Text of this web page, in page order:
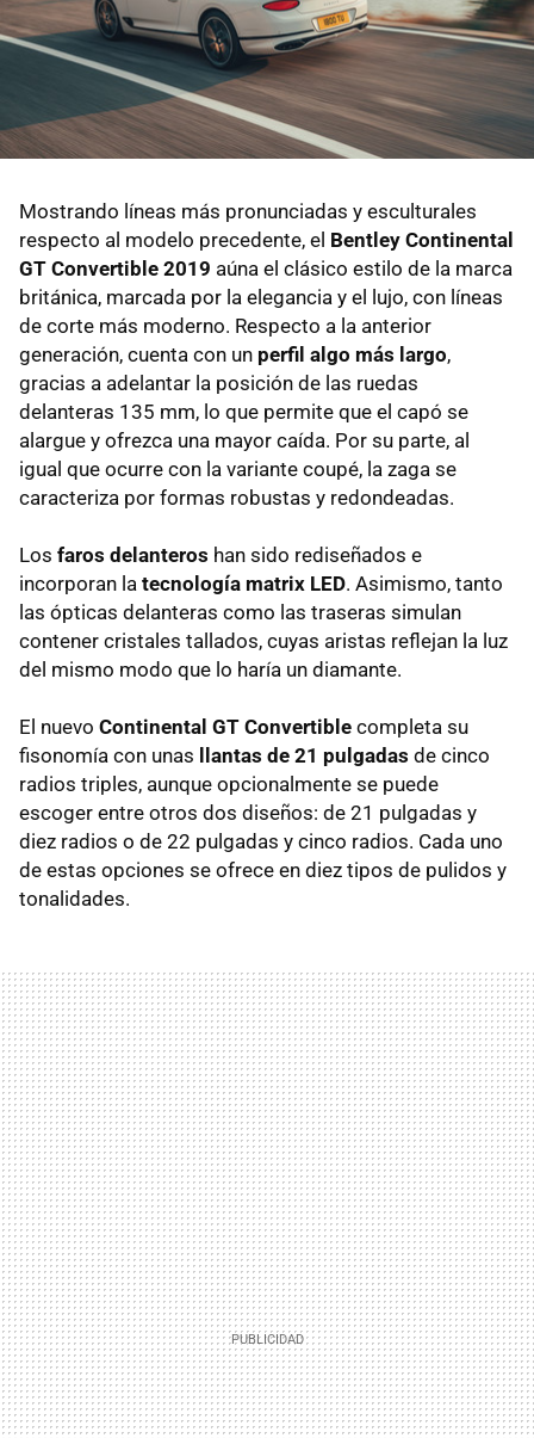
Mostrando líneas más pronunciadas y esculturales
respecto al modelo precedente, el Bentley Continental
GT Convertible 2019 aúna el clásico estilo de la marca
británica, marcada por la elegancia y el lujo, con líneas
de corte más moderno. Respecto a la anterior
generación, cuenta con un perfil algo más largo,
gracias a adelantar la posición de las ruedas
delanteras 135 mm, lo que permite que el capó se
alargue y ofrezca una mayor caída. Por su parte, al
igual que ocurre con la variante coupé, la zaga se
caracteriza por formas robustas y redondeadas.
Los faros delanteros han sido rediseñados e
incorporan la tecnología matrix LED. Asimismo, tanto
las ópticas delanteras como las traseras simulan
contener cristales tallados, cuyas aristas reflejan la luz
del mismo modo que lo haría un diamante.
El nuevo Continental GT Convertible completa su
fisonomía con unas llantas de 21 pulgadas de cinco
radios triples, aunque opcionalmente se puede
escoger entre otros dos diseños: de 21 pulgadas y
diez radios o de 22 pulgadas y cinco radios. Cada uno
de estas opciones se ofrece en diez tipos de pulidos y
tonalidades.